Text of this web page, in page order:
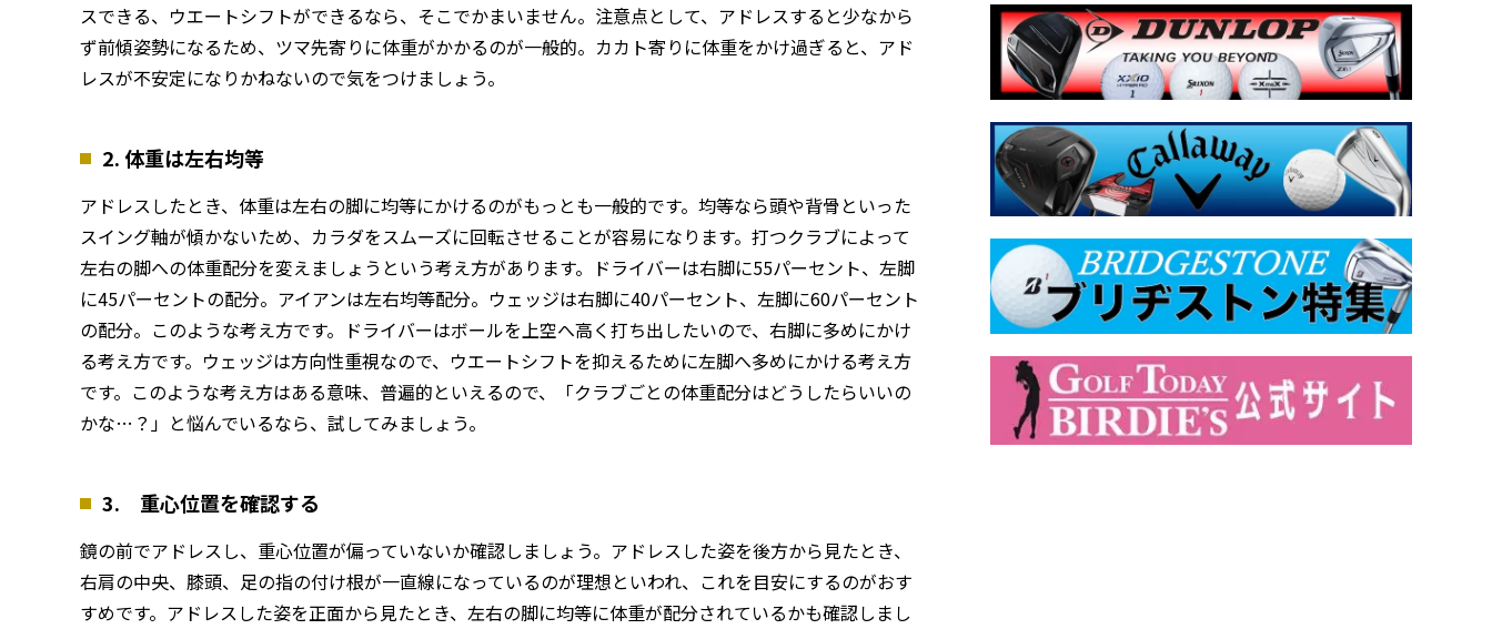
スできる、ウエートシフトができるなら、そこでかまいません。注意点として、アドレスすると少なから
ず前傾姿勢になるため、ツマ先寄りに体重がかかるのが一般的。カカト寄りに体重をかけ過ぎると、アド
レスが不安定になりかねないので気をつけましょう。
2. 体重は左右均等
アドレスしたとき、体重は左右の脚に均等にかけるのがもっとも一般的です。均等なら頭や背骨といった
スイング軸が傾かないため、カラダをスムーズに回転させることが容易になります。打つクラブによって
左右の脚への体重配分を変えましょうという考え方があります。ドライバーは右脚に55パーセント、左脚
に45パーセントの配分。アイアンは左右均等配分。ウェッジは右脚に40パーセント、左脚に60パーセント
の配分。このような考え方です。ドライバーはボールを上空へ高く打ち出したいので、右脚に多めにかけ
る考え方です。ウェッジは方向性重視なので、ウエートシフトを抑えるために左脚へ多めにかける考え方
です。このような考え方はある意味、普遍的といえるので、「クラブごとの体重配分はどうしたらいいの
かな…？」と悩んでいるなら、試してみましょう。
3. 重心位置を確認する
鏡の前でアドレスし、重心位置が偏っていないか確認しましょう。アドレスした姿を後方から見たとき、
右肩の中央、膝頭、足の指の付け根が一直線になっているのが理想といわれ、これを目安にするのがおす
すめです。アドレスした姿を正面から見たとき、左右の脚に均等に体重が配分されているかも確認しまし